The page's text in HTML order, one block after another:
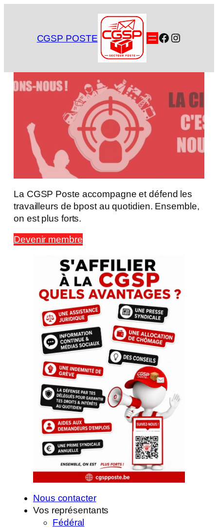
CGSP POSTE Facebook
La CGSP Poste accompagne et défend les
travailleurs de bpost au quotidien. Ensemble,
on est plus forts.
Devenir membre
Nous contacter
Vos représentants
Fédéral